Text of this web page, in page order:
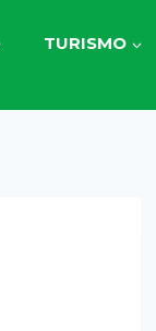
TURISMO